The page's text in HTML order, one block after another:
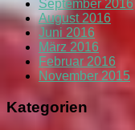
September 2016
August 2016
Juni 2016
März 2016
Februar 2016
November 2015
Kategorien